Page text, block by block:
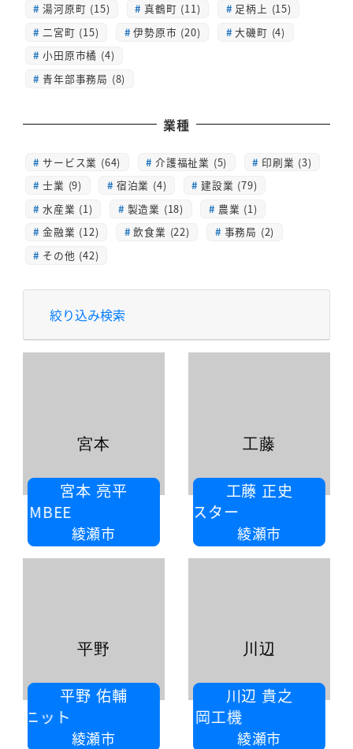
湯河原町 (15)
真鶴町 (11)
足柄上 (15)
二宮町 (15)
伊勢原市 (20)
大磯町 (4)
小田原市橘 (4)
青年部事務局 (8)
業種
サービス業 (64) 介護福祉業 (5)
印刷業 (3)
士業 (9)
宿泊業 (4)
建設業 (79)
水産業 (1)
製造業 (18)
農業 (1)
金融業 (12)
飲食業 (22)
事務局 (2)
その他 (42)
絞り込み検索
宮本 亮平
綾瀬市
宮本
工藤 正史
ハンディマスター
綾瀬市
工藤
平野 佑輔
ニット
綾瀬市
平野
川辺 貴之
株式会社 嶺岡工機
綾瀬市
川辺